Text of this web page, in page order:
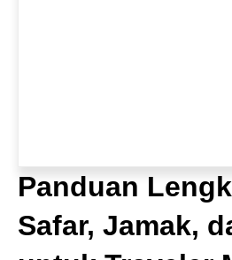
Panduan
Safar, Jamak,